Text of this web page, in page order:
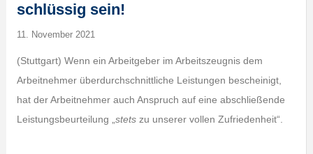
schlüssig sein!
11. November 2021
(Stuttgart) Wenn ein Arbeitgeber im Arbeitszeugnis dem
Arbeitnehmer überdurchschnittliche Leistungen bescheinigt,
hat der Arbeitnehmer auch Anspruch auf eine abschließende
Leistungsbeurteilung „ stets zu unserer vollen Zufriedenheit“.